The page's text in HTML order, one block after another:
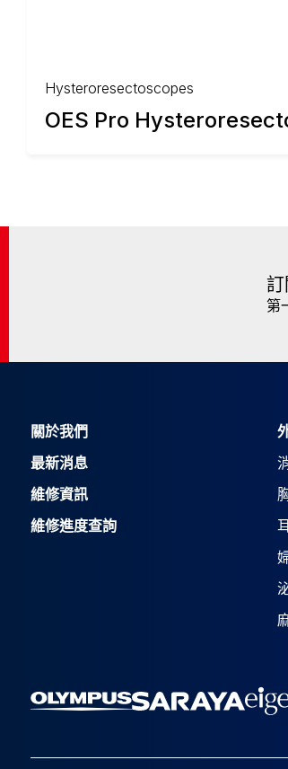
Hysteroresectoscopes
OES Pro
第
關於我們
最新消息
維修資訊
維修進度查詢